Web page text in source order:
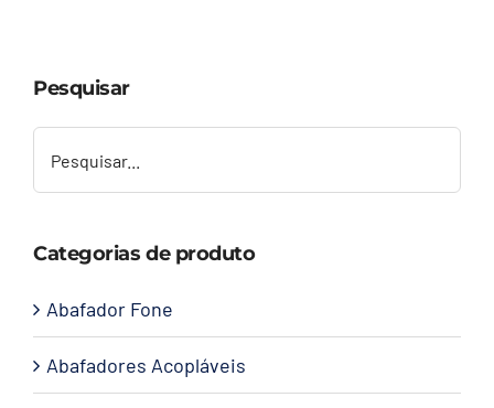
Contato
Pesquisar
Categorias de produto
Abafador Fone
Abafadores Acopláveis